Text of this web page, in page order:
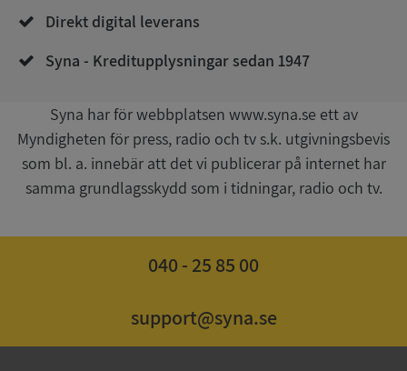
Direkt digital leverans
Syna - Kreditupplysningar sedan 1947
Syna har för webbplatsen www.syna.se ett av
Myndigheten för press, radio och tv s.k. utgivningsbevis
som bl. a. innebär att det vi publicerar på internet har
samma grundlagsskydd som i tidningar, radio och tv.
040 - 25 85 00
support@syna.se
__RequestVerificationToken
Microsoft
upplysningar.syna.se
CookieScriptConsent
CookieScript
1 år 1